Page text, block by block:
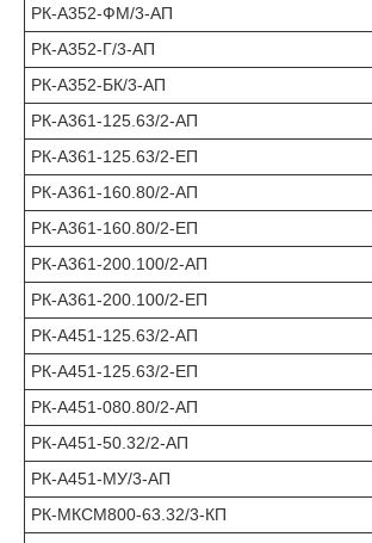
РК-А352-ФМ/3-АП
РК-А352-Г/3-АП
РК-А352-БК/3-АП
РК-А361-125.63/2-АП
РК-А361-125.63/2-ЕП
РК-А361-160.80/2-АП
РК-А361-160.80/2-ЕП
РК-А361-200.100/2-АП
РК-А361-200.100/2-ЕП
РК-А451-125.63/2-АП
РК-А451-125.63/2-ЕП
РК-А451-080.80/2-АП
РК-А451-50.32/2-АП
РК-А451-МУ/3-АП
РК-МКСМ800-63.32/3-КП